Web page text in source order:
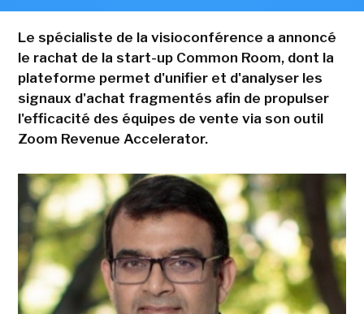
Le spécialiste de la visioconférence a annoncé
le rachat de la start-up Common Room, dont la
plateforme permet d'unifier et d'analyser les
signaux d'achat fragmentés afin de propulser
l'efficacité des équipes de vente via son outil
Zoom Revenue Accelerator.